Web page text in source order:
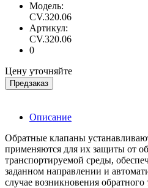
Модель:
CV.320.06
Артикул:
CV.320.06
0
Цену уточняйте
Предзаказ
Описание
Обратные клапаны
применяются для их защиты от
транспортируемой среды,
заданном направлении и
случае возникновения